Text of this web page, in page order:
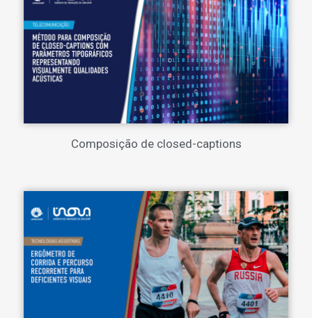
Composição de closed-captions